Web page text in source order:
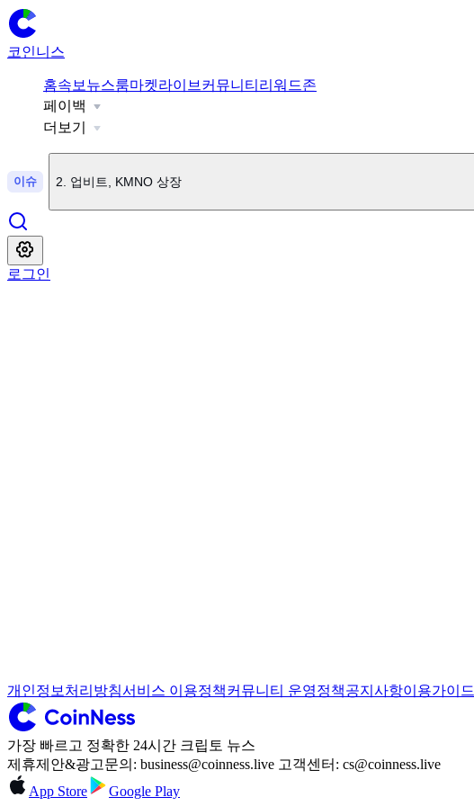
코인니스
홈속보 뉴스룸마켓라이브 커뮤니티 리워드존
페이백
더보기
이슈
1.美 상원, 클래리티법 표결 9월로 연기
2 업비트, KMNO 상장
로그인
개인정보처리방침서비스 이용정책커뮤니티 운영정책공지사항이용가이드
가장 빠르고 정확한 24시간 크립토 뉴스
제휴제안&광고문의: business@coinness.live 고객센터: cs@coinness.live
App Store
Google Play